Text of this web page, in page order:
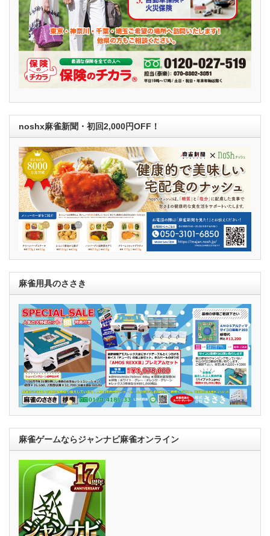
noshx麻雀新聞・初回2,000円OFF！
麻雀用具のささき
麻雀ゲームならジャンナビ麻雀オンライン